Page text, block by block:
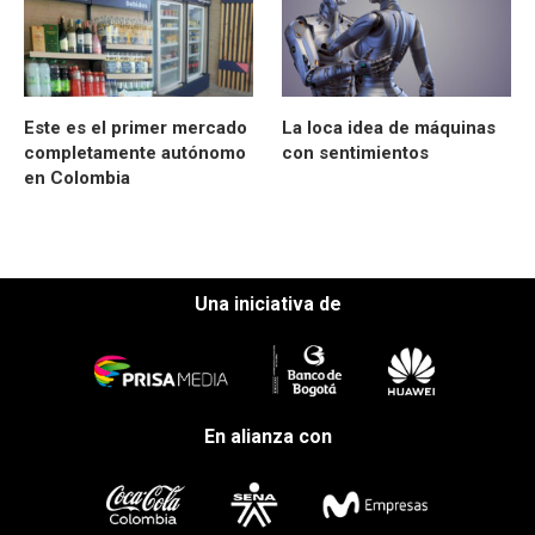
Este es el primer mercado
completamente autónomo
en Colombia
La loca idea de máquinas
con sentimientos
Una iniciativa de
En alianza con